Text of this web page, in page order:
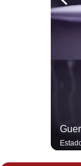
Condiciones